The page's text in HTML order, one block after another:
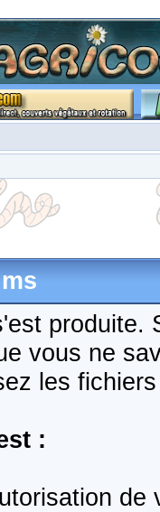
produite.
vous ne
les
:
de